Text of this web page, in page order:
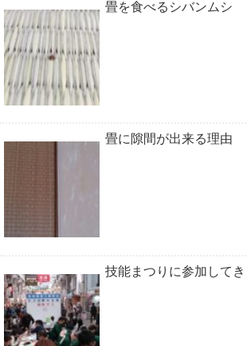
畳を食べるシバンムシ
畳に隙間が出来る理由
技能まつりに参加してき